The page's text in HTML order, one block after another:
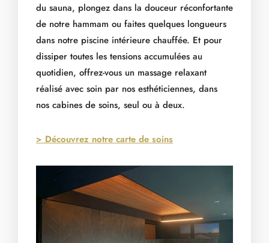
du sauna, plongez dans la douceur réconfortante
de notre hammam ou faites quelques longueurs
dans notre piscine intérieure chauffée. Et pour
dissiper toutes les tensions accumulées au
quotidien, offrez-vous un massage relaxant
réalisé avec soin par nos esthéticiennes, dans
nos cabines de soins, seul ou à deux.
> Découvrez notre carte de soins